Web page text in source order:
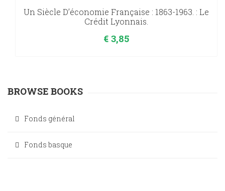
Un Siècle D’économie Française : 1863-1963. : Le
Crédit Lyonnais.
€ 3,85
BROWSE BOOKS
Fonds général
Fonds basque